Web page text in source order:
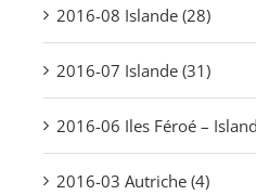
2016-08 Islande (28)
2016-07 Islande (31)
2016-06 Iles Féroé –
2016-03 Autriche (4)